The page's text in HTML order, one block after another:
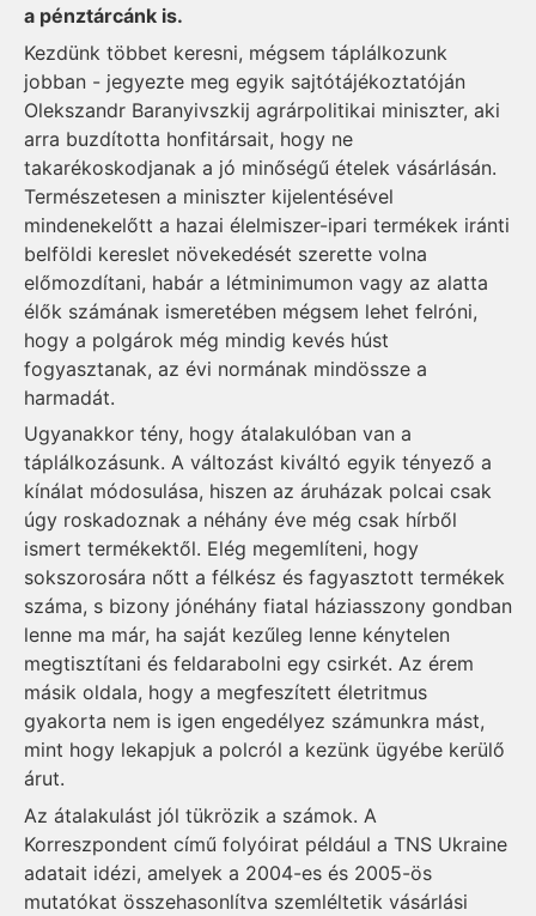
a pénztárcánk is.
Kezdünk többet keresni, mégsem táplálkozunk
jobban - jegyezte meg egyik sajtótájékoztatóján
Olekszandr Baranyivszkij agrárpolitikai miniszter, aki
arra buzdította honfitársait, hogy ne
takarékoskodjanak a jó minőségű ételek vásárlásán.
Természetesen a miniszter kijelentésével
mindenekelőtt a hazai élelmiszer-ipari termékek iránti
belföldi kereslet növekedését szerette volna
előmozdítani, habár a létminimumon vagy az alatta
élők számának ismeretében mégsem lehet felróni,
hogy a polgárok még mindig kevés húst
fogyasztanak, az évi normának mindössze a
harmadát.
Ugyanakkor tény, hogy átalakulóban van a
táplálkozásunk. A változást kiváltó egyik tényező a
kínálat módosulása, hiszen az áruházak polcai csak
úgy roskadoznak a néhány éve még csak hírből
ismert termékektől. Elég megemlíteni, hogy
sokszorosára nőtt a félkész és fagyasztott termékek
száma, s bizony jónéhány fiatal háziasszony gondban
lenne ma már, ha saját kezűleg lenne kénytelen
megtisztítani és feldarabolni egy csirkét. Az érem
másik oldala, hogy a megfeszített életritmus
gyakorta nem is igen engedélyez számunkra mást,
mint hogy lekapjuk a polcról a kezünk ügyébe kerülő
árut.
Az átalakulást jól tükrözik a számok. A
Korreszpondent című folyóirat például a TNS Ukraine
adatait idézi, amelyek a 2004-es és 2005-ös
mutatókat összehasonlítva szemléltetik vásárlási